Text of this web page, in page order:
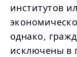
институтов
однако,
исключены в